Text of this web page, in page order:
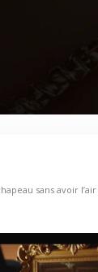
sans avoir